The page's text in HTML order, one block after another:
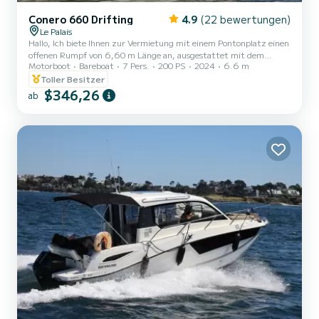
Conero 660 Drifting 4.9 (22 bewertungen)
Le Palais
Hallo, Ich biete Ihnen zur Vermietung mit einem Pontonplatz einen
offenen Rumpf von 6,60 m Länge an, ausgestattet mit dem
neuesten YAMAHA 200-PS-4-Takt-Motor (elektrische Steuerung)
ab dem Hafen von Le Palais. Diese Einheit aus dem Jahr 2024
eignet sich perfekt für Tagesausflüge auf See mit der Familie oder
Freunden und bietet Platz für bis zu 7 Personen an Bord. Das Boot
Unterwasserjagd (Echolot/GPS-Kombigerät Garmin 3D 12 Zoll mit
Motorboot Bareboat 7 Pers. 200 PS 2024
6.6 m
Toller Besitzer
ab $346,26